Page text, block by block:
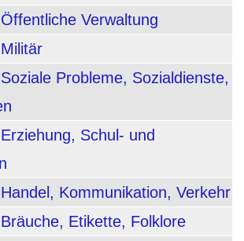
Verwaltung
Probleme, Sozialdienste,
Schul- und
Kommunikation, Verkehr
Etikette, Folklore